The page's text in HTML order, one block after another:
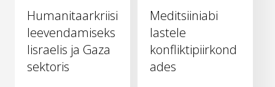
Humanitaarkriisi
leevendamiseks
Iisraelis ja Gaza
sektoris
Meditsiiniabi
lastele
konfliktipiirkond
ades